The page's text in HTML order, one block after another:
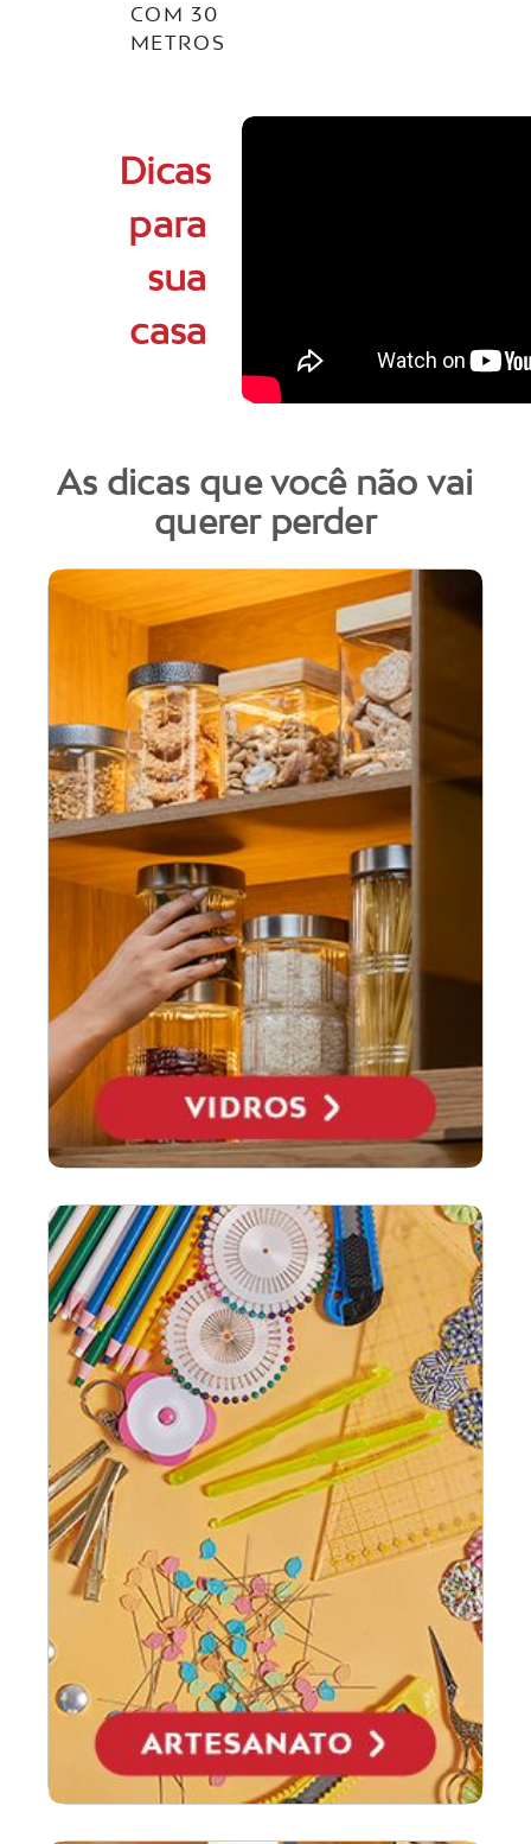
COM 30
METROS
Dicas
para
sua
casa
As dicas que você não vai
querer perder